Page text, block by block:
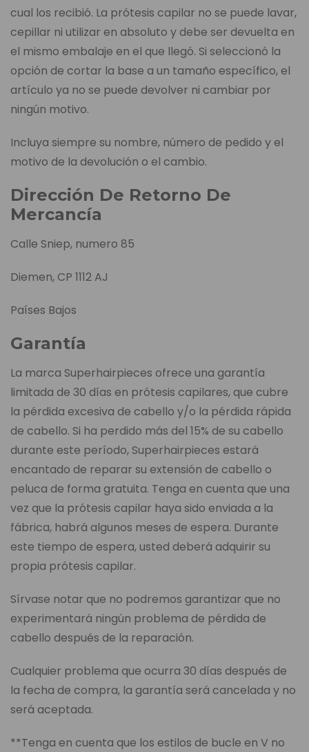
cual los recibió. La prótesis capilar no se puede lavar,
cepillar ni utilizar en absoluto y debe ser devuelta en
el mismo embalaje en el que llegó. Si seleccionó la
opción de cortar la base a un tamaño específico, el
artículo ya no se puede devolver ni cambiar por
ningún motivo.
Incluya siempre su nombre, número de pedido y el
motivo de la devolución o el cambio.
Dirección De Retorno De
Mercancía
Calle Sniep, numero 85
Diemen, CP 1112 AJ
Países Bajos
Garantía
La marca Superhairpieces ofrece una garantía
limitada de 30 días en prótesis capilares, que cubre
la pérdida excesiva de cabello y/o la pérdida rápida
de cabello. Si ha perdido más del 15% de su cabello
durante este período, Superhairpieces estará
encantado de reparar su extensión de cabello o
peluca de forma gratuita. Tenga en cuenta que una
vez que la prótesis capilar haya sido enviada a la
fábrica, habrá algunos meses de espera. Durante
este tiempo de espera, usted deberá adquirir su
propia prótesis capilar.
Sírvase notar que no podremos garantizar que no
experimentará ningún problema de pérdida de
cabello después de la reparación.
Cualquier problema que ocurra 30 días después de
la fecha de compra, la garantía será cancelada y no
será aceptada.
**Tenga en cuenta que los estilos de bucle en V no